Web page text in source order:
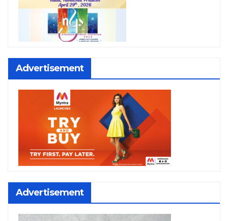
Advertisement
Advertisement